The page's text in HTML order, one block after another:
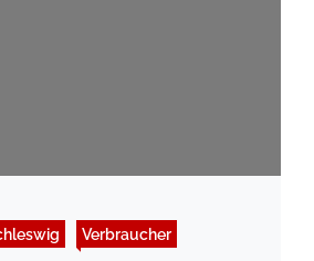
Verbraucher